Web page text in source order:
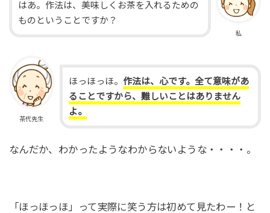
私
はあ。作法は、美味しくお茶を入れるための
ものということですか？
茶代先生
ほっほっほ。 作法は、心です。全て意味があ
ることですから、難しいことはありません
よ。
なんだか、わかったようなわからないような・・・・。
「ほっほっほ」って実際に笑う方は初めて見たわー！と